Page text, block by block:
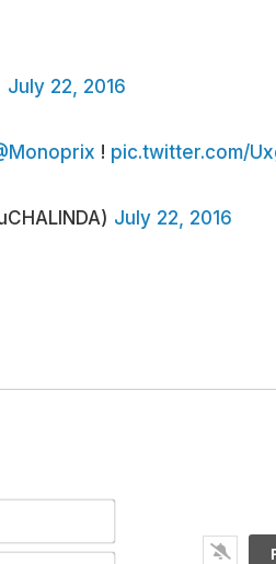
July 22, 2016
! pic.twitter.com/
July 22, 2016
Nom*
Email*